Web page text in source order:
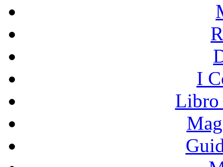
I
Libro